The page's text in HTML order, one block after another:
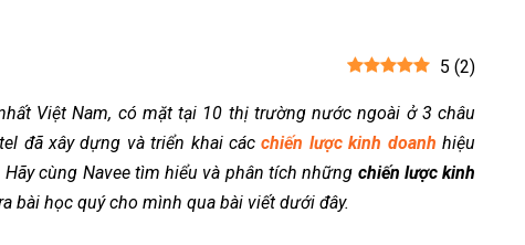
5 (2)
Việt Nam, có mặt tại 10 thị trường nước ngoài ở 3 châu
đã xây dựng và triển khai cácchiến lược kinh doanh hiệu
cùng Navee tìm hiểu và phân tích những chiến lược kinh
bài học quý cho mình qua bài viết dưới đây.